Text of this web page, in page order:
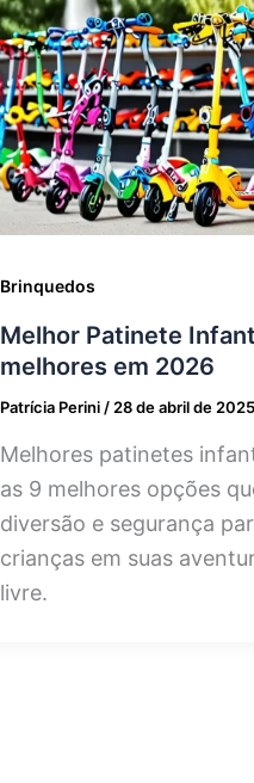
Brinquedos
Melhor Patinete
melhores em 2026
Patrícia Perini / 28 de abril de 2025
Melhores patinetes
as 9 melhores opções
diversão e segurança
crianças em suas
livre.